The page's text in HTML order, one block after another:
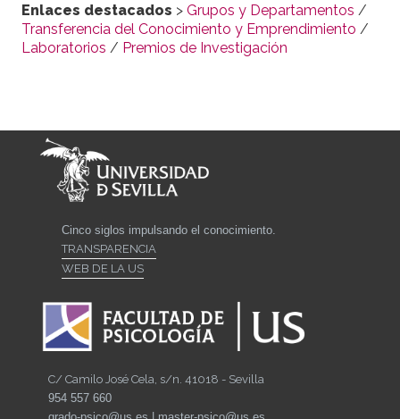
Enlaces destacados > Grupos y Departamentos /
Transferencia del Conocimiento y Emprendimiento /
Laboratorios / Premios de Investigación
Cinco siglos impulsando el conocimiento.
TRANSPARENCIA
WEB DE LA US
C/ Camilo José Cela, s/n. 41018 - Sevilla
954 557 660